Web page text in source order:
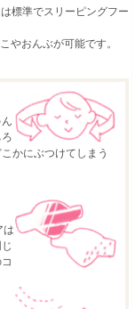
標準でスリーピングフー
やおんぶが可能です。
かにぶつけてしまう
は